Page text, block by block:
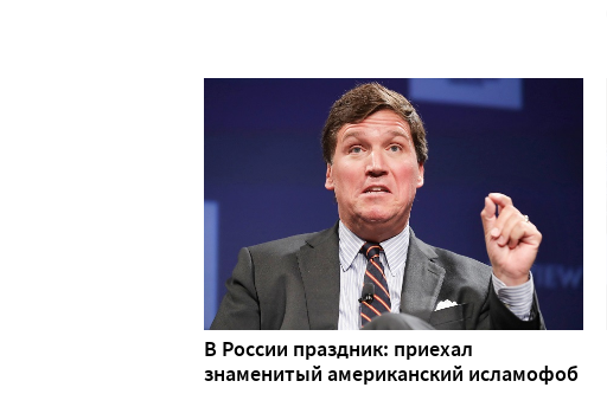
В России праздник: приехал
знаменитый американский исламофоб